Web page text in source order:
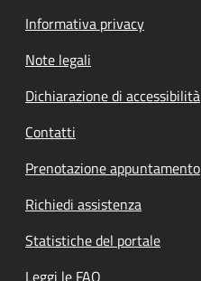
Informativa privacy
Note legali
Dichiarazione di accessibilità
Contatti
Prenotazione appuntamento
Richiedi assistenza
Statistiche del portale
Leggi le FAQ